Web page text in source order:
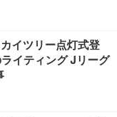
イツリー点灯式登
イティング Jリーグ